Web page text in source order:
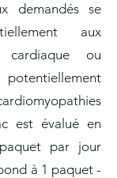
demandés se
aux
ou
est évalué en
par jour
à 1 paquet -